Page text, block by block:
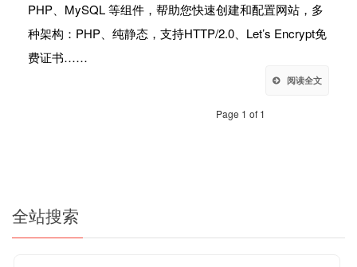
PHP、MySQL 等组件，帮助您快速创建和配置网站，多
种架构：PHP、纯静态，支持HTTP/2.0、Let’s Encrypt免
费证书……
阅读全文
Page 1 of 1
全站搜索